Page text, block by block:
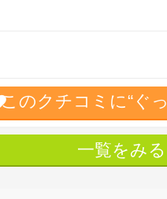
このクチコミに“ぐ
一覧をみる